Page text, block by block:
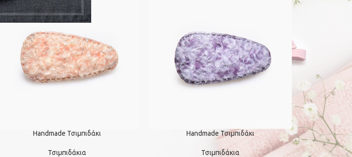
Handmade Τσιμπιδάκι
Τσιμπιδάκια
Handmade Τσιμπιδάκι
Τσιμπιδάκια